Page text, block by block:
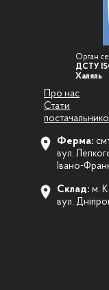
Стати
Про нас
Ферма:
вул.
Івано-
Орган
ДСТУ
Халяль
Склад: м.
вул.